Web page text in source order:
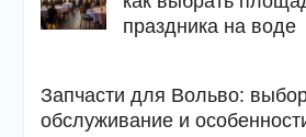
праздника на воде
Запчасти для Вольво:
обслуживание и